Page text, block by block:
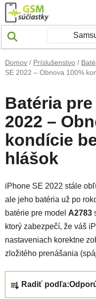
Prejsť na obsah
Domov / Príslušenstvo /
SE 2022 – Obnova 100%
Batéria
2022 –
kondície
hlášok
iPhone SE 2022 stále
ale jeho batéria už po
batérie pre model A2783
ktorý zabezpečí, že váš
nastaveniach korektne
zložitého prenášania
Radiť podľa: